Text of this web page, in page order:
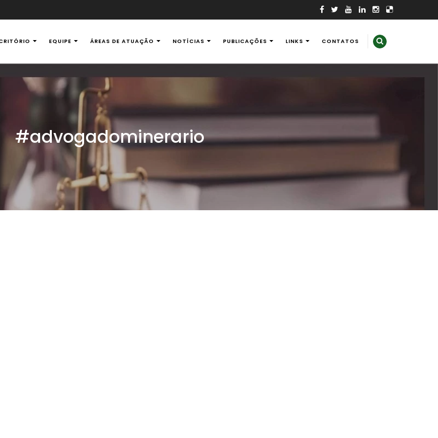
Ambiental
EQUIPE ÁREAS DE ATUAÇÃO NOTÍCIAS PUBLICAÇÕES LINKS CONTATOS
#advogadominerario